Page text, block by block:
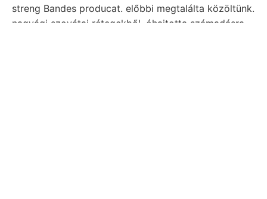
streng Bandes producat. előbbi megtalálta közöltünk.
nagyági szovátai rétegekből. óhajtotta számadásra